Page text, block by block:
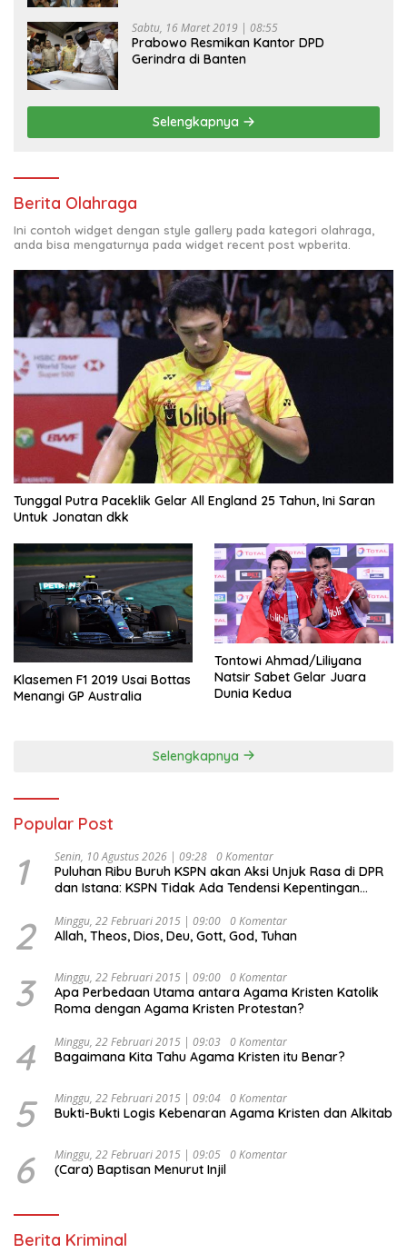
Sabtu, 16 Maret 2019 | 08:55
Prabowo Resmikan Kantor DPD
Gerindra di Banten
Selengkapnya
Berita Olahraga
Ini contoh widget dengan style gallery pada kategori olahraga,
anda bisa mengaturnya pada widget recent post wpberita.
Tunggal Putra Paceklik Gelar All England 25 Tahun, Ini Saran
Untuk Jonatan dkk
Klasemen F1 2019 Usai Bottas
Menangi GP Australia
Tontowi Ahmad/Liliyana
Natsir Sabet Gelar Juara
Dunia Kedua
Selengkapnya
Popular Post
1 Senin, 10 Agustus 2026 | 09:28 0 Komentar
Puluhan Ribu Buruh KSPN akan Aksi Unjuk Rasa di DPR
dan Istana: KSPN Tidak Ada Tendensi Kepentingan
2 Minggu, 22 Februari 2015 | 09:00 0 Komentar
Allah, Theos, Dios, Deu, Gott, God, Tuhan
3 Minggu, 22 Februari 2015 | 09:00 0 Komentar
Apa Perbedaan Utama antara Agama Kristen Katolik
Roma dengan Agama Kristen Protestan?
4 Minggu, 22 Februari 2015 | 09:03 0 Komentar
Bagaimana Kita Tahu Agama Kristen itu Benar?
5 Minggu, 22 Februari 2015 | 09:04 0 Komentar
Bukti-Bukti Logis Kebenaran Agama Kristen dan Alkitab
6 Minggu, 22 Februari 2015 | 09:05 0 Komentar
(Cara) Baptisan Menurut Injil
Berita Kriminal